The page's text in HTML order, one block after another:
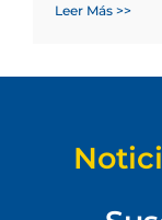
Leer Más >>